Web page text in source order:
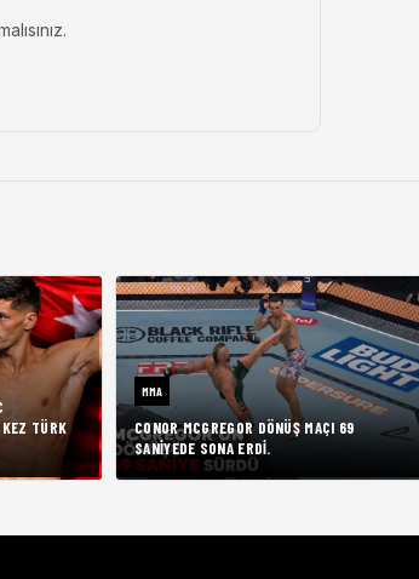
TÜRK
MMA
CONOR MCGREGOR DÖNÜŞ MAÇI 69
SANIYEDE SONA ERDI.